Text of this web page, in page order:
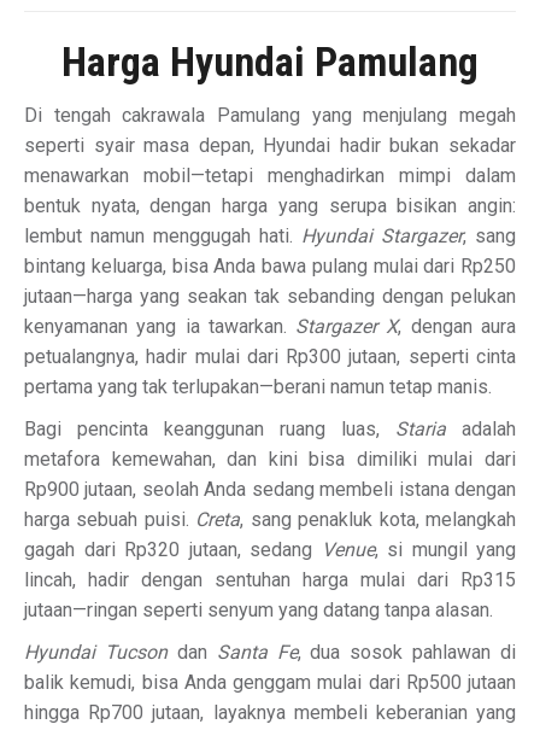
Harga Hyundai Pamulang
Di tengah cakrawala Pamulang yang menjulang megah
seperti syair masa depan, Hyundai hadir bukan sekadar
menawarkan mobil—tetapi menghadirkan mimpi dalam
bentuk nyata, dengan harga yang serupa bisikan angin:
lembut namun menggugah hati. Hyundai Stargazer, sang
bintang keluarga, bisa Anda bawa pulang mulai dari Rp250
jutaan—harga yang seakan tak sebanding dengan pelukan
kenyamanan yang ia tawarkan. Stargazer X, dengan aura
petualangnya, hadir mulai dari Rp300 jutaan, seperti cinta
pertama yang tak terlupakan—berani namun tetap manis.
Bagi pencinta keanggunan ruang luas, Staria adalah
metafora kemewahan, dan kini bisa dimiliki mulai dari
Rp900 jutaan, seolah Anda sedang membeli istana dengan
harga sebuah puisi. Creta, sang penakluk kota, melangkah
gagah dari Rp320 jutaan, sedang
Venue, si mungil yang
lincah, hadir dengan sentuhan harga mulai dari Rp315
jutaan—ringan seperti senyum yang datang tanpa alasan.
Hyundai Tucsondan Santa Fe, dua sosok pahlawan di
balik kemudi, bisa Anda genggam mulai dari Rp500 jutaan
hingga Rp700 jutaan, layaknya membeli keberanian yang